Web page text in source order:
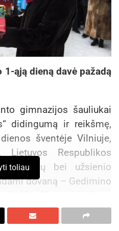
ąją dieną davė pažadą
gimnazijos šauliukai
didingumą ir reikšmę,
šventėje Vilniuje,
Respublikos
bei užsienio
dovaną – Gedimino
įvykis: Akmenės rajono
gimnazija išugdė
už tai jai padovanota
toliau